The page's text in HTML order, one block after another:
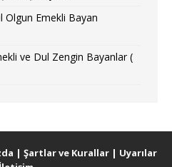
Olgun Emekli Bayan
ve Dul Zengin Bayanlar (
| Şartlar ve Kurallar | Uyarılar